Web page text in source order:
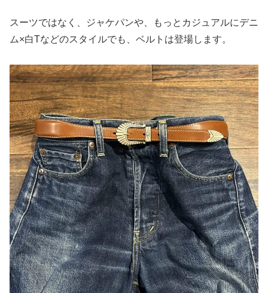
スーツではなく、ジャケパンや、もっとカジュアルにデニ
ム×白Tなどのスタイルでも、ベルトは登場します。